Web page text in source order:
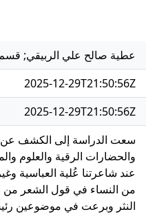
عطية صالح علي الربيقي; قسم
2025-12-29T21:50:56Z
2025-12-29T21:50:56Z
سعت الدراسة إلى الكشف عن
والحضارات الرقية والعلوم
عند شاعرتنا عُلية العباسية
من النساء في قول الشعر من
النثر وبرعت في موضوعين